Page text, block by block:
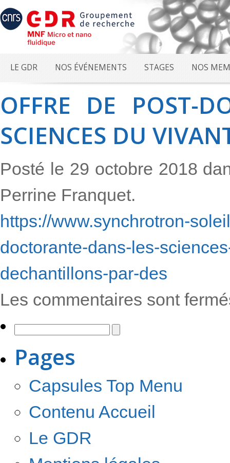
LE GDR NOS ÉVÉNEMENTS STAGES NOS
OFFRE DE POST-
SCIENCES DU
Posté le 29 octobre 2018
Perrine Franquet.
https://www.synchrotron-
doctorante-dans-les-
dechantillons-par-des
Les commentaires sont
Pages
Capsules Top Menu
Contenu Accueil
Le GDR